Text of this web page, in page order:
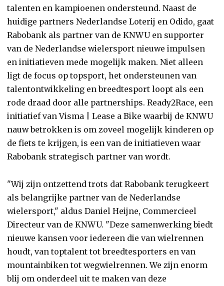
talenten en kampioenen ondersteund. Naast de
huidige partners Nederlandse Loterij en Odido, gaat
Rabobank als partner van de KNWU en supporter
van de Nederlandse wielersport nieuwe impulsen
en initiatieven mede mogelijk maken. Niet alleen
ligt de focus op topsport, het ondersteunen van
talentontwikkeling en breedtesport loopt als een
rode draad door alle partnerships. Ready2Race, een
initiatief van Visma | Lease a Bike waarbij de KNWU
nauw betrokken is om zoveel mogelijk kinderen op
de fiets te krijgen, is een van de initiatieven waar
Rabobank strategisch partner van wordt.
"Wij zijn ontzettend trots dat Rabobank terugkeert
als belangrijke partner van de Nederlandse
wielersport," aldus Daniel Heijne, Commercieel
Directeur van de KNWU. "Deze samenwerking biedt
nieuwe kansen voor iedereen die van wielrennen
houdt, van toptalent tot breedtesporters en van
mountainbiken tot wegwielrennen. We zijn enorm
blij om onderdeel uit te maken van deze